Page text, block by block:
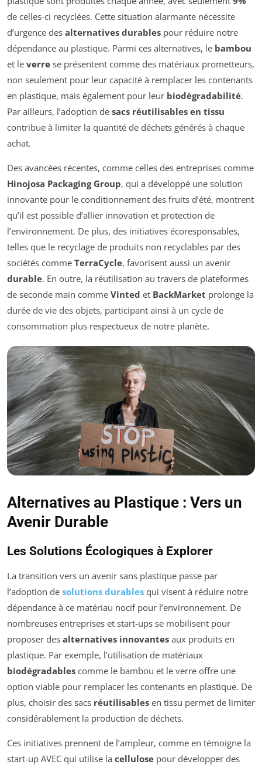
de celles-ci recyclées. Cette situation alarmante nécessite
d’urgence des alternatives durables pour réduire notre
dépendance au plastique. Parmi ces alternatives, le bambou
et le verre se présentent comme des matériaux prometteurs,
non seulement pour leur capacité à remplacer les contenants
en plastique, mais également pour leur biodégradabilité.
Par ailleurs, l’adoption de sacs réutilisables en tissu
contribue à limiter la quantité de déchets générés à chaque
achat.
Des avancées récentes, comme celles des entreprises comme
Hinojosa Packaging Group, qui a développé une solution
innovante pour le conditionnement des fruits d’été, montrent
qu’il est possible d’allier innovation et protection de
l’environnement. De plus, des initiatives écoresponsables,
telles que le recyclage de produits non recyclables par des
sociétés comme TerraCycle, favorisent aussi un avenir
durable. En outre, la réutilisation au travers de plateformes
de seconde main comme Vinted et BackMarket prolonge la
durée de vie des objets, participant ainsi à un cycle de
consommation plus respectueux de notre planète.
Alternatives au Plastique : Vers un
Avenir Durable
Les Solutions Écologiques à Explorer
La transition vers un avenir sans plastique passe par
l’adoption de solutions durables qui visent à réduire notre
dépendance à ce matériau nocif pour l’environnement. De
nombreuses entreprises et start-ups se mobilisent pour
proposer des alternatives innovantes aux produits en
plastique. Par exemple, l’utilisation de matériaux
biodégradables comme le bambou et le verre offre une
option viable pour remplacer les contenants en plastique. De
plus, choisir des sacs réutilisables en tissu permet de limiter
considérablement la production de déchets.
Ces initiatives prennent de l’ampleur, comme en témoigne la
start-up AVEC qui utilise la cellulose pour développer des